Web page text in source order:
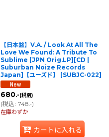
【日本盤】V.A. / Look At All The
Love We Found: A Tribute To
Sublime [JPN Orig.LP][CD |
Suburban Noize Records
Japan]【ユーズド】
[SUBJC-022]
680.-(税別)
(税込: 748.-)
在庫わずか
カートに入れる